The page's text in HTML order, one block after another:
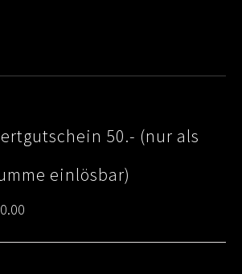
50.- (nur als
einlösbar)